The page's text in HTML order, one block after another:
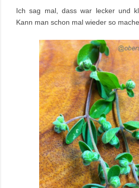
Ich sag mal, dass war lecker und
Kann man schon mal wieder so